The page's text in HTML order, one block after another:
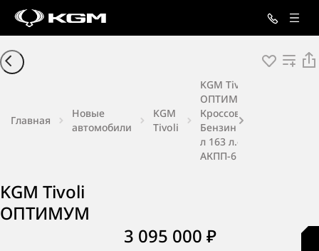
Главная
Новые
автомобили
KGM
Tivoli
KGM Tivoli
ОПТИМУМ
Кроссовер
Бензин 1,5
л 163 л.с.
АКПП-6
KGM Tivoli
ОПТИМУМ
3 095 000 ₽